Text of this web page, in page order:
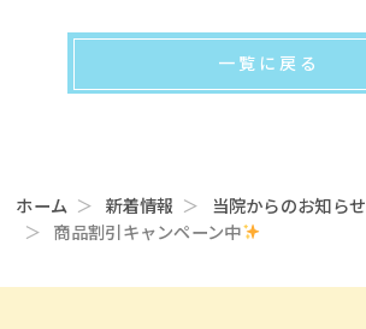
一覧に戻る
ホーム 新着情報
当院からのお知らせ
商品割引キャンペーン中